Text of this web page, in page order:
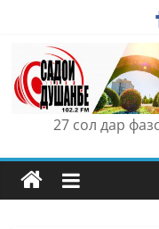
content
27 сол дар